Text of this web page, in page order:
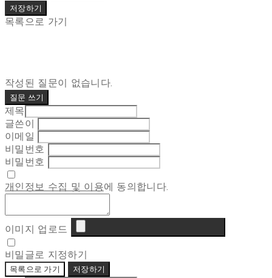
저장하기
목록으로 가기
작성된 질문이 없습니다.
질문 쓰기
제목
글쓴이
이메일
비밀번호
비밀번호
개인정보 수집 및 이용에 동의합니다.
이미지 업로드
비밀글로 지정하기
목록으로 가기 저장하기